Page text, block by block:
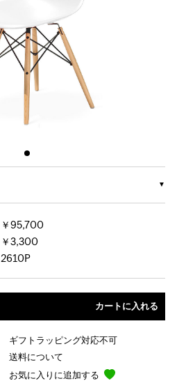
￥95,700
￥3,300
2610P
ギフトラッピング対応不可
送料について
お気に入りに追加する